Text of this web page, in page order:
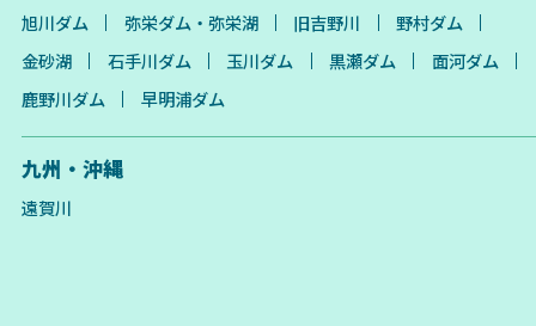
旭川ダム 弥栄ダム・弥栄湖 旧吉野川
野村ダム
金砂湖
石手川ダム 玉川ダム 黒瀬ダム
面河ダム
鹿野川ダム
早明浦ダム
九州・沖縄
遠賀川